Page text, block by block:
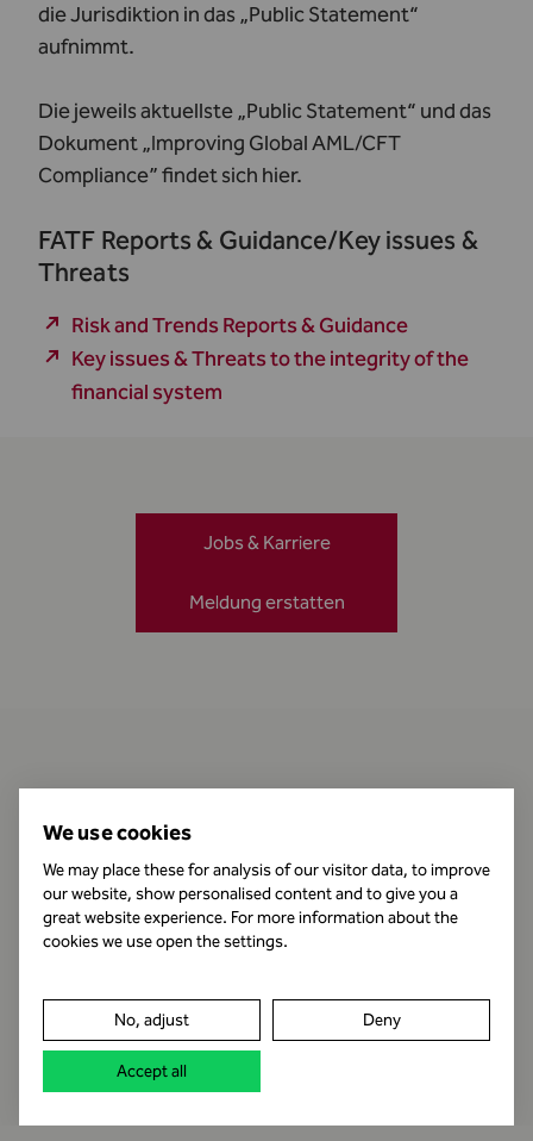
die Jurisdiktion in das „Public Statement“
aufnimmt.
Die jeweils aktuellste „Public Statement“ und das
Dokument „Improving Global AML/CFT
Compliance” findet sich hier.
FATF Reports & Guidance/Key issues &
Threats
Risk and Trends Reports & Guidance
Key issues & Threats to the integrity of the
financial system
Öffnungszeiten
Datenschutz
Rechtshinweis
Jobs & Karriere
Meldung erstatten
We use cookies
We may place these for analysis of our visitor data, to improve
our website, show personalised content and to give you a
great website experience. For more information about the
cookies we use open the settings.
No, adjust Deny
Accept all